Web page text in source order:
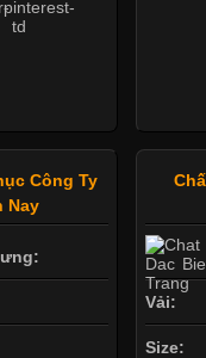
Công Ty
Nay
Vải:
Size: